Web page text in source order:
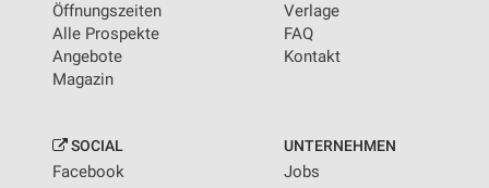
Öffnungszeiten
Alle Prospekte
Angebote
Magazin
Verlage
FAQ
Kontakt
SOCIAL
Facebook
UNTERNEHMEN
Jobs